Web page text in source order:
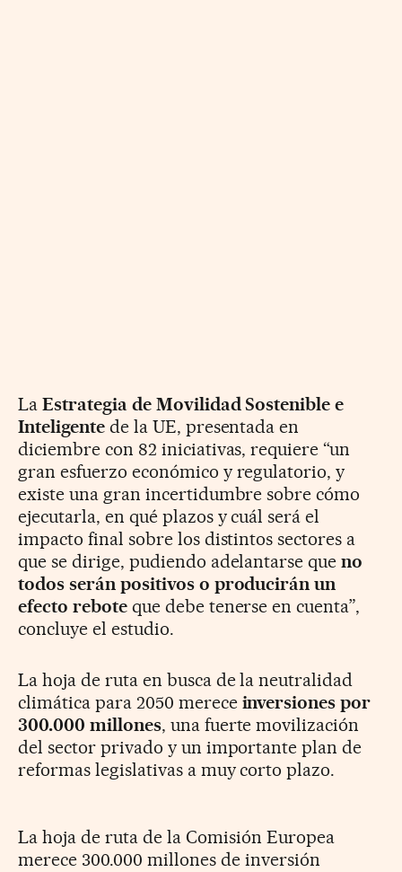
La Estrategia de Movilidad Sostenible e
Inteligentede la UE, presentada en
diciembre con 82 iniciativas, requiere “un
gran esfuerzo económico y regulatorio, y
existe una gran incertidumbre sobre cómo
ejecutarla, en qué plazos y cuál será el
impacto final sobre los distintos sectores a
que se dirige, pudiendo adelantarse queno
todos serán positivos o producirán un
efecto reboteque debe tenerse en cuenta”,
concluye el estudio.
La hoja de ruta en busca de la neutralidad
climática para 2050 merece inversiones por
300.000 millones, una fuerte movilización
del sector privado y un importante plan de
reformas legislativas a muy corto plazo.
La hoja de ruta de la Comisión Europea
merece 300.000 millones de inversión